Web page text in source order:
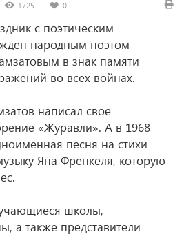
1725 0
с поэтическим
народным поэтом
в знак памяти
во всех войнах.
написал свое
«Журавли». А в 1968
песня на стихи
Яна Френкеля, которую
школы,
а также представители